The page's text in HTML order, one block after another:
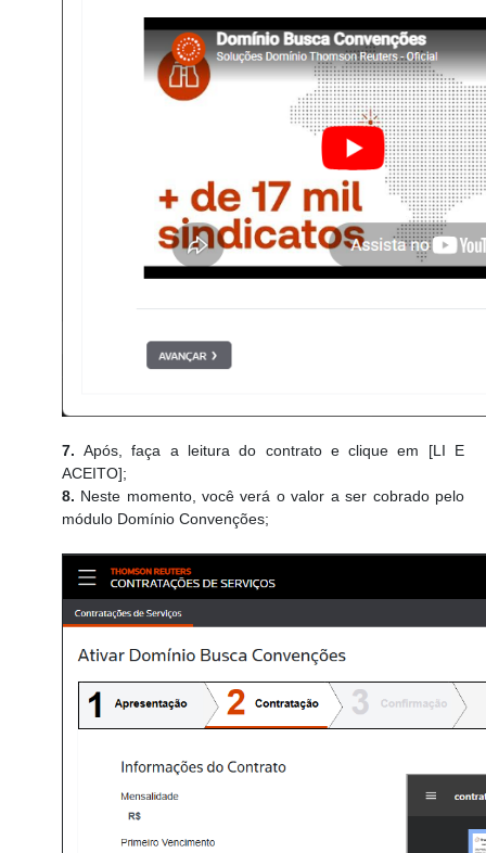
7. Após, faça a leitura do contrato e clique em [LI E
ACEITO];
8. Neste momento, você verá o valor a ser cobrado pelo
módulo Domínio Convenções;